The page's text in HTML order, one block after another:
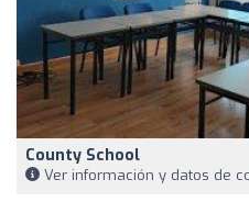
County School
Ver información y datos de